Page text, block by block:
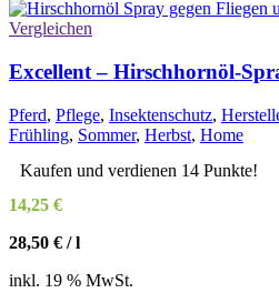
Vergleichen
Excellent – Hirschhornöl-
Pferd, Pflege, Insektenschutz,
Frühling, Sommer, Herbst, Home
Kaufen und verdienen 14 Punkte!
14,25 €
28,50 € /l
inkl. 19 % MwSt.